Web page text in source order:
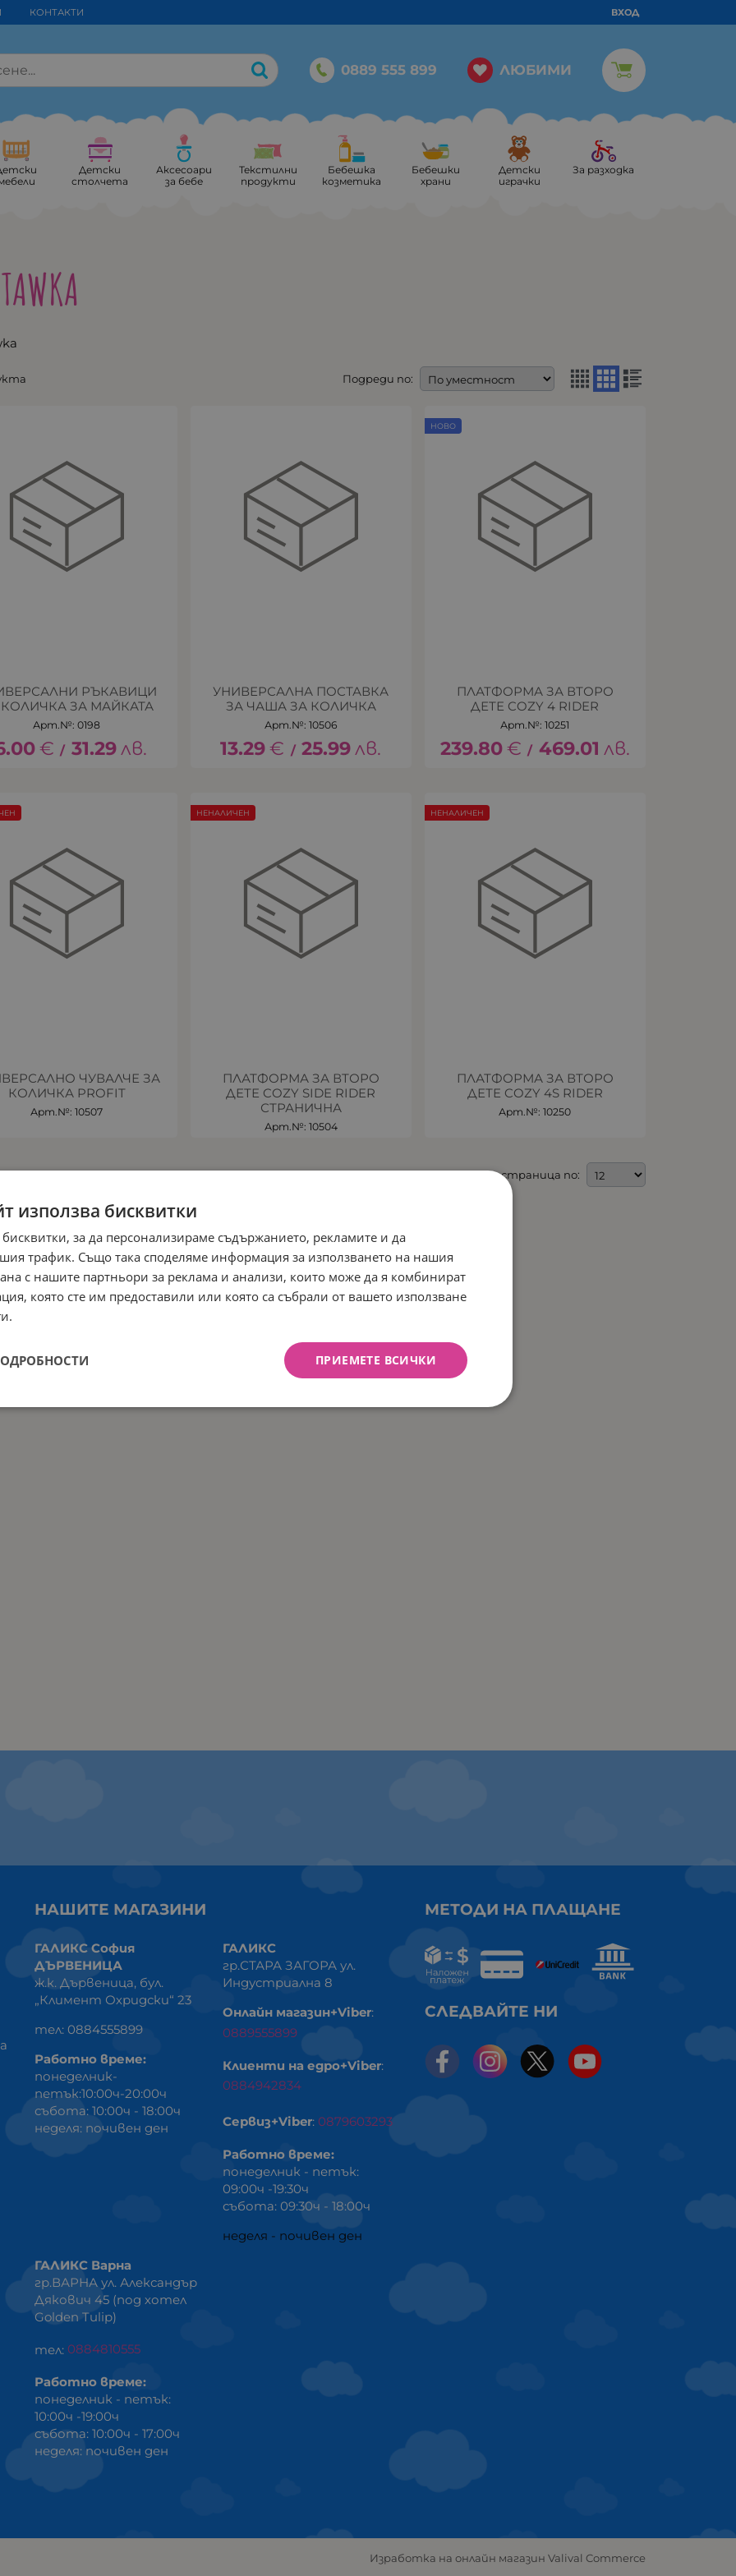
КОНТАКТИ ВХОД
0889 555 899 ЛЮБИМИ
Детски
столчета
Аксесоари
за бебе
Текстилни
продукти
Бебешка
козметика
Бебешки
храни
Детски
играчки
За разходка
Подреди по:
РЪКАВИЦИ
ЗА МАЙКАТА
Арт.№: 0198
€ / 31.29лв.
УНИВЕРСАЛНА ПОСТАВКА
ЗА ЧАША ЗА КОЛИЧКА
Арт.№: 10506
13.29€ / 25.99лв.
ПЛАТФОРМА ЗА ВТОРО
ДЕТЕ COZY 4 RIDER
Арт.№: 10251
239.80€ / 469.01 лв.
НОВО
ЧУВАЛЧЕ ЗА
КОЛИЧКА PROFIT
Арт.№: 10507
ПЛАТФОРМА ЗА ВТОРО
ДЕТЕ COZY SIDE RIDER
СТРАНИЧНА
Арт.№: 10504
НЕНАЛИЧЕН
ПЛАТФОРМА ЗА ВТОРО
ДЕТЕ COZY 4S RIDER
Арт.№: 10250
НЕНАЛИЧЕН
На страница по:
НАШИТЕ МАГАЗИНИ
ГАЛИКС София
ДЪРВЕНИЦА
ж.к. Дървеница, бул.
„Климент Охридски“ 23
тел: 0884555899
Работно време:
понеделник-
петък:10:00ч-20:00ч
събота: 10:00ч - 18:00ч
неделя: почивен ден
ГАЛИКС
гр.СТАРА ЗАГОРА ул.
Индустриална 8
Онлайн магазин+Viber:
0889555899
Клиенти на едро+Viber:
0884942834
Сервиз+Viber: 0879603293
Работно време:
понеделник - петък:
09:00ч -19:30ч
събота: 09:30ч - 18:00ч
неделя - почивен ден
ГАЛИКС Варна
гр.ВАРНА ул. Александър
Дякович 45 (под хотел
Golden Tulip)
тел: 0884810555
Работно време:
понеделник - петък:
10:00ч -19:00ч
събота: 10:00ч - 17:00ч
неделя: почивен ден
МЕТОДИ НА ПЛАЩАНЕ
СЛЕДВАЙТЕ НИ
Изработка на онлайн магазин Valival Commerce
използва бисквитки
за да персонализираме съдържанието, рекламите и да
трафик. Също така споделяме информация за използването на нашия
с нашите партньори за реклама и анализи, които може да я комбинират
която сте им предоставили или която са събрали от вашето използване
ПРИЕМЕТЕ ВСИЧКИ